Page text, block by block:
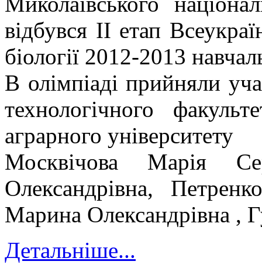
відбувся II етап
біології 2012-2013
В олімпіаді прийняли
технологічного
аграрного університету
Москвічова Марія
Олександрівна,
Марина Олександрівна ,
Детальніше...